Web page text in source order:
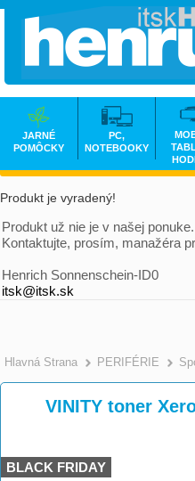
Produkt je vyradený!
Produkt už nie je v našej ponuke.
Kontaktujte, prosím, manažéra
Henrich Sonnenschein-ID0
itsk@itsk.sk
Hlavná Strana PERIFÉRIE
VINITY toner
BLACK FRIDAY
JARNÉ
POMÔCKY
PC,
NOTEBOOKY